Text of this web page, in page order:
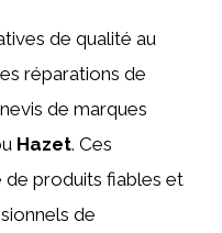
de qualité au
réparations de
de marques
Hazet. Ces
produits fiables et
de